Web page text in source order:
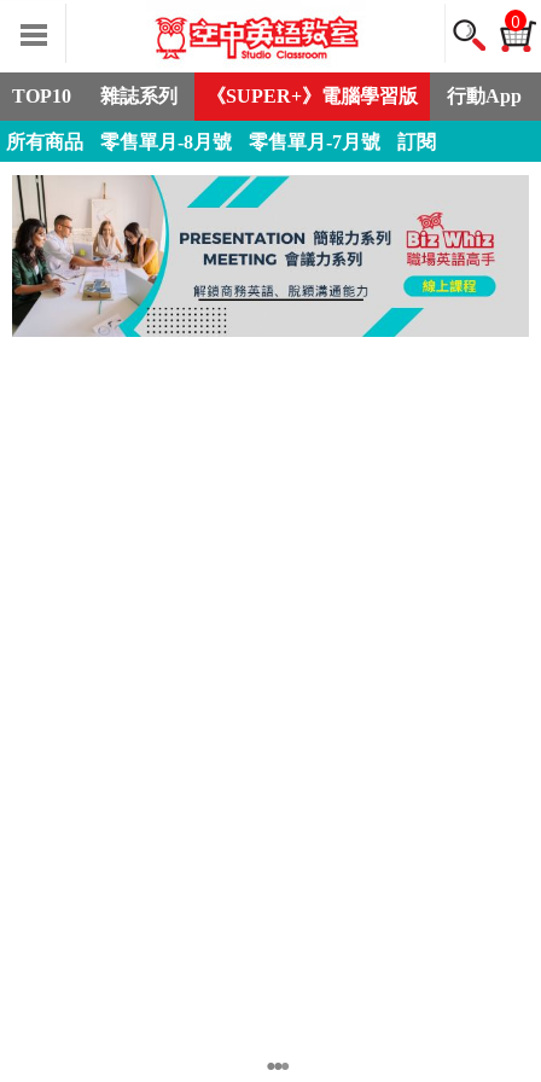
0
TOP10 雜誌系列 《SUPER+》電腦學習版 行動App
所有商品 零售單月-8月號 零售單月-7月號 訂閱